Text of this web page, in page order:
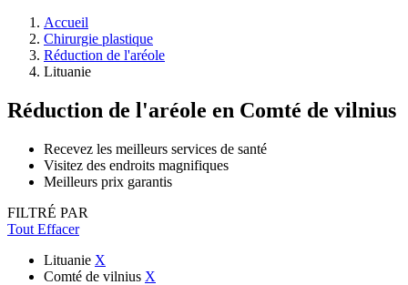
Accueil
Chirurgie plastique
Réduction de l'aréole
Lituanie
Réduction de l'aréole en Comté de vilnius
Recevez les meilleurs services de santé
Visitez des endroits magnifiques
Meilleurs prix garantis
FILTRÉ PAR
Tout Effacer
Lituanie X
Comté de vilnius X